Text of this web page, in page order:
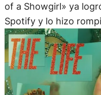
of a Showgirl» ya
Spotify y lo hizo